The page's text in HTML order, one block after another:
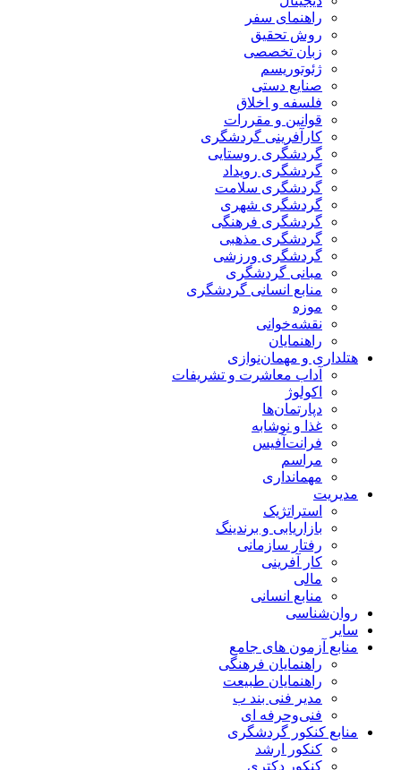
راهنمای سفر
روش تحقیق
زبان تخصصی
ژئوتوریسم
صنایع دستی
فلسفه و اخلاق
قوانین و مقررات
کارآفرینی گردشگری
گردشگری روستایی
گردشگری رویداد
گردشگری سلامت
گردشگری شهری
گردشگری فرهنگی
گردشگری مذهبی
گردشگری ورزشی
مبانی گردشگری
منابع انسانی گردشگری
موزه
نقشه‌خوانی
راهنمایان
هتلداری و مهمان‌نوازی
آداب معاشرت و تشریفات
اکولوژ
دپارتمان‌ها
غذا و نوشابه
فرانت‌آفیس
مراسم
مهمانداری
مدیریت
استراتژیک
بازاریابی و برندینگ
رفتار سازمانی
کار آفرینی
مالی
منابع انسانی
روان‌شناسی
سایر
منابع آزمون های جامع
راهنمایان فرهنگی
راهنمایان طبیعت
مدیر فنی بند ب
فنی‌وحرفه‌ ای
منابع کنکور گردشگری
کنکور ارشد
کنکور دکتری